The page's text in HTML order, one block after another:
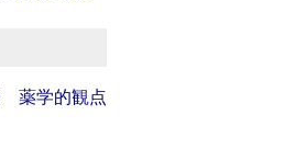
薬学的観点